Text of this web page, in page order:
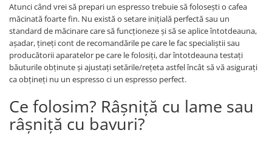
Atunci când vrei să prepari un espresso trebuie să folosești o cafea
măcinată foarte fin. Nu există o setare inițială perfectă sau un
standard de măcinare care să funcționeze și să se aplice întotdeauna,
așadar, țineți cont de recomandările pe care le fac specialiștii sau
producătorii aparatelor pe care le folosiți, dar întotdeauna testați
băuturile obținute și ajustați setările/rețeta astfel încât să vă asigurați
ca obțineți nu un espresso ci un espresso perfect.
Ce folosim? Râșniță cu lame sau
râșniță cu bavuri?